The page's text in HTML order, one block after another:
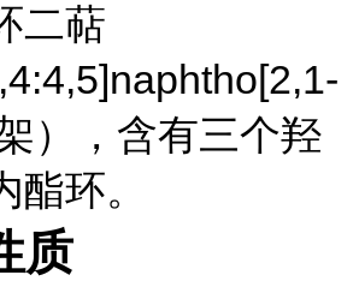
二萜
），含有三个羟
环。
质